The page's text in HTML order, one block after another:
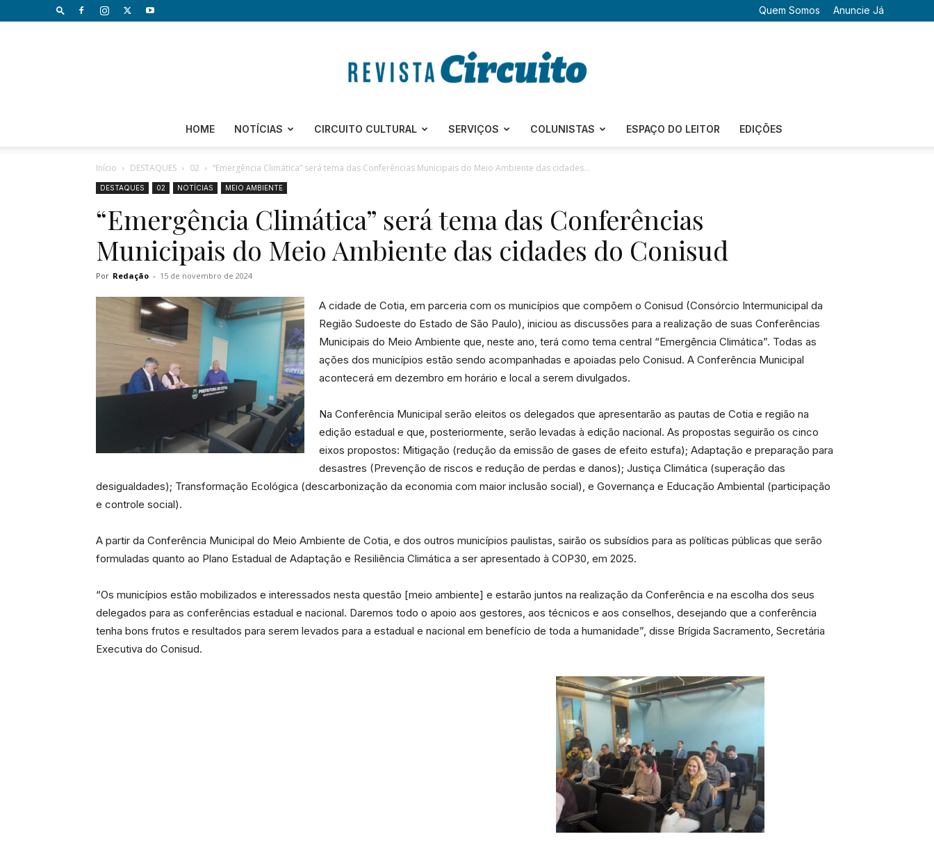
Quem Somos Anuncie Já
Revista
Circuito
–
de
HOME NOTÍCIAS CIRCUITO CULTURAL SERVIÇOS COLUNISTAS ESPAÇO DO LEITOR EDIÇÕES
Início DESTAQUES 02 “Emergência Climática” será tema das Conferências Municipais do Meio Ambiente das cidades...
DESTAQUES 02 NOTÍCIAS MEIO AMBIENTE
“Emergência Climática” será tema das Conferências
Municipais do Meio Ambiente das cidades do Conisud
Por Redação - 15 de novembro de 2024
A cidade de Cotia, em parceria com os municípios que compõem o Conisud (Consórcio Intermunicipal da
Região Sudoeste do Estado de São Paulo), iniciou as discussões para a realização de suas Conferências
Municipais do Meio Ambiente que, neste ano, terá como tema central “Emergência Climática”. Todas as
ações dos municípios estão sendo acompanhadas e apoiadas pelo Conisud. A Conferência Municipal
acontecerá em dezembro em horário e local a serem divulgados.
Na Conferência Municipal serão eleitos os delegados que apresentarão as pautas de Cotia e região na
edição estadual e que, posteriormente, serão levadas à edição nacional. As propostas seguirão os cinco
eixos propostos: Mitigação (redução da emissão de gases de efeito estufa); Adaptação e preparação para
desastres (Prevenção de riscos e redução de perdas e danos); Justiça Climática (superação das
desigualdades); Transformação Ecológica (descarbonização da economia com maior inclusão social), e Governança e Educação Ambiental (participação
e controle social).
A partir da Conferência Municipal do Meio Ambiente de Cotia, e dos outros municípios paulistas, sairão os subsídios para as políticas públicas que serão
formuladas quanto ao Plano Estadual de Adaptação e Resiliência Climática a ser apresentado à COP30, em 2025.
“Os municípios estão mobilizados e interessados nesta questão [meio ambiente] e estarão juntos na realização da Conferência e na escolha dos seus
delegados para as conferências estadual e nacional. Daremos todo o apoio aos gestores, aos técnicos e aos conselhos, desejando que a conferência
tenha bons frutos e resultados para serem levados para a estadual e nacional em benefício de toda a humanidade”, disse Brígida Sacramento, Secretária
Executiva do Conisud.